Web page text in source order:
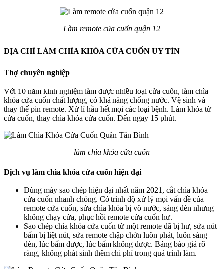
Làm remote cửa cuốn quận 12
ĐỊA CHỈ LÀM CHÌA KHÓA CỬA CUỐN UY TÍN
Thợ chuyên nghiệp
Với 10 năm kinh nghiệm làm được nhiều loại cửa cuốn, làm chìa
khóa cửa cuốn chất lượng, có khả năng chống nước. Vệ sinh và
thay thế pin remote. Xử lí hầu hết mọi các loại bệnh. Làm khóa từ
cửa cuốn, thay chìa khóa cửa cuốn. Đến ngay 15 phút.
làm chìa khóa cửa cuốn
Dịch vụ làm chìa khóa cửa cuốn hiện đại
Dùng máy sao chép hiện đại nhất năm 2021, cắt chìa khóa
cửa cuốn nhanh chóng. Có trình độ xử lý mọi vấn đề của
remote cửa cuốn, sửa chìa khóa bị vô nước, sáng đèn nhưng
không chạy cửa, phục hồi remote cửa cuốn hư.
Sao chép chìa khóa cửa cuốn từ một remote đã bị hư, sửa nút
bấm bị liệt nút, sửa remote chập chờn luôn phát, luôn sáng
đèn, lúc bấm được, lúc bấm không được. Bảng báo giá rõ
ràng, không phát sinh thêm chi phí trong quá trình làm.